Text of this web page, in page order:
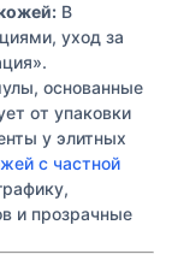
В
уход за
основанные
от упаковки
у элитных
с частной
и прозрачные